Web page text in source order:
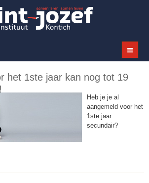
het 1ste jaar kan nog tot 19
Heb je je al
aangemeld voor het
1ste jaar
secundair?